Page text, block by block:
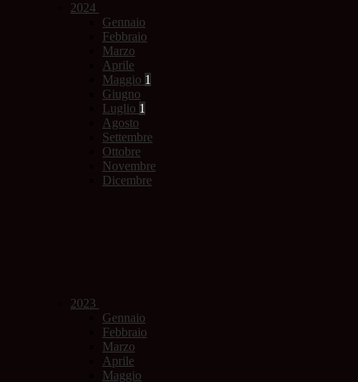
2024
Gennaio
Febbraio
Marzo
Aprile
Maggio 1
Giugno
Luglio 1
Agosto
Settembre
Ottobre
Novembre
Dicembre
2023
Gennaio
Febbraio
Marzo
Aprile
Maggio